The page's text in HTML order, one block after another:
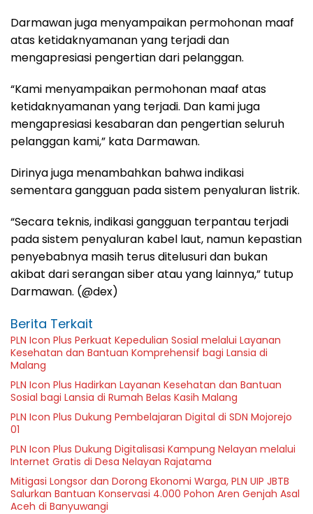
Darmawan juga menyampaikan permohonan maaf
atas ketidaknyamanan yang terjadi dan
mengapresiasi pengertian dari pelanggan.
“Kami menyampaikan permohonan maaf atas
ketidaknyamanan yang terjadi. Dan kami juga
mengapresiasi kesabaran dan pengertian seluruh
pelanggan kami,” kata Darmawan.
Dirinya juga menambahkan bahwa indikasi
sementara gangguan pada sistem penyaluran listrik.
“Secara teknis, indikasi gangguan terpantau terjadi
pada sistem penyaluran kabel laut, namun kepastian
penyebabnya masih terus ditelusuri dan bukan
akibat dari serangan siber atau yang lainnya,” tutup
Darmawan. (@dex)
Berita Terkait
PLN Icon Plus Perkuat Kepedulian Sosial melalui Layanan
Kesehatan dan Bantuan Komprehensif bagi Lansia di
Malang
PLN Icon Plus Hadirkan Layanan Kesehatan dan Bantuan
Sosial bagi Lansia di Rumah Belas Kasih Malang
PLN Icon Plus Dukung Pembelajaran Digital di SDN Mojorejo
01
PLN Icon Plus Dukung Digitalisasi Kampung Nelayan melalui
Internet Gratis di Desa Nelayan Rajatama
Mitigasi Longsor dan Dorong Ekonomi Warga, PLN UIP JBTB
Salurkan Bantuan Konservasi 4.000 Pohon Aren Genjah Asal
Aceh di Banyuwangi